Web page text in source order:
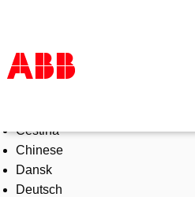
Products & Solutions
Industries
Services
About us
Čeština
Chinese
Dansk
Deutsch